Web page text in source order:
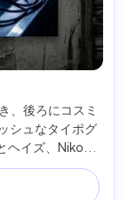
、後ろにコスミ
シュなタイポグ
ヘイズ、Nikon
ライト付きシャ
構図 --ar 4:5